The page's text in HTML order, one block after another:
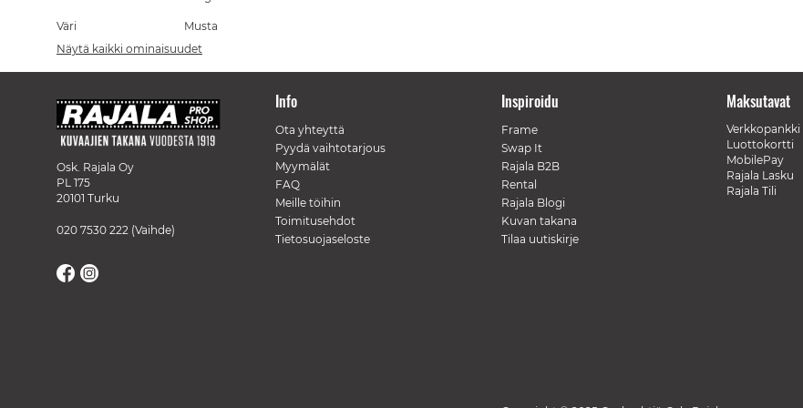
Väri
Musta
Näytä kaikki ominaisuudet
Osk. Rajala Oy
PL 175
20101 Turku
020 7530 222 (Vaihde)
Info
Ota yhteyttä
Pyydä vaihtotarjous
Myymälät
FAQ
Meille töihin
Toimitusehdot
Tietosuojaseloste
Inspiroidu
Frame
Swap It
Rajala B2B
Rental
Rajala Blogi
Kuvan takana
Tilaa uutiskirje
Maksutavat
Verkkopankki
Luottokortti
MobilePay
Rajala Lasku
Rajala Tili